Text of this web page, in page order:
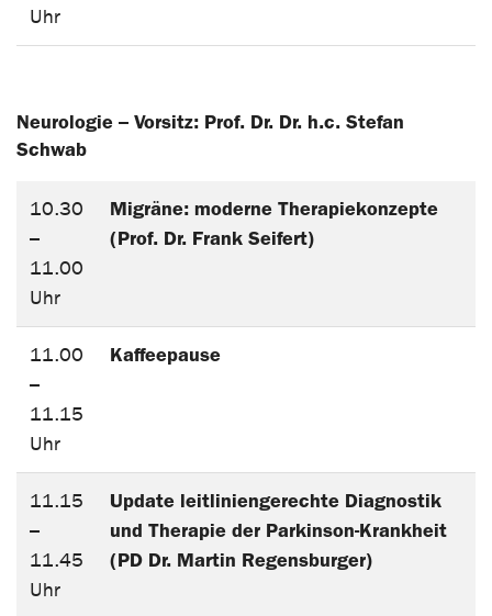
Uhr
Neurologie – Vorsitz: Prof. Dr. Dr. h.c. Stefan
Schwab
10.30
–
11.00
Uhr
Migräne: moderne Therapiekonzepte
(Prof. Dr. Frank Seifert)
11.00
–
11.15
Uhr
Kaffeepause
11.15
–
11.45
Uhr
Update leitliniengerechte Diagnostik
und Therapie der Parkinson-Krankheit
(PD Dr. Martin Regensburger)